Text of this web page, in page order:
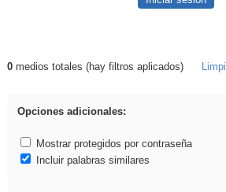
Resultados de: Crotona
0medios totales (hay filtros aplicados)
Opciones adicionales:
Mostrar protegidos por contraseña
Incluir palabras similares